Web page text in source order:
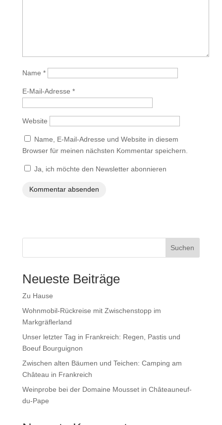
Name *
E-Mail-Adresse *
Website
Name, E-Mail-Adresse und Website in diesem
Browser für meinen nächsten Kommentar speichern.
Ja, ich möchte den Newsletter abonnieren
Suchen
Neueste Beiträge
Zu Hause
Wohnmobil-Rückreise mit Zwischenstopp im
Markgräflerland
Unser letzter Tag in Frankreich: Regen, Pastis und
Boeuf Bourguignon
Zwischen alten Bäumen und Teichen: Camping am
Château in Frankreich
Weinprobe bei der Domaine Mousset in Châteauneuf-
du-Pape